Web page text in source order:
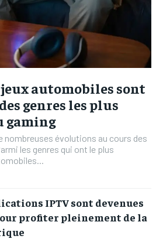
automobiles sont
genres les plus
gaming
nombreuses évolutions au cours des
les genres qui ont le plus
IPTV sont devenues
profiter pleinement de la